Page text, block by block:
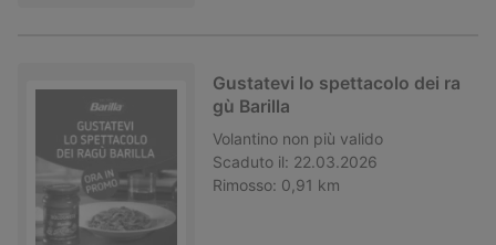
Gustatevi lo spettacolo dei ra
gù Barilla
Volantino non più valido
Scaduto il: 22.03.2026
Rimosso: 0,91 km